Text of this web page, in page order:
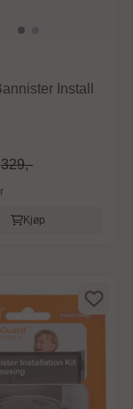
Install
329,-
Kjøp